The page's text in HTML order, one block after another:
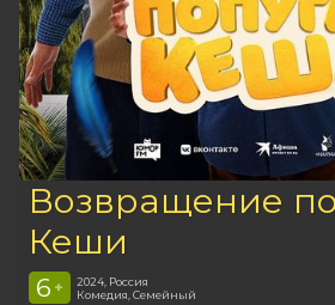
Возвращение
Кеши
6 +
2024, Россия
Комедия, Семейный